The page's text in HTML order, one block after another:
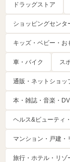
ドラッグストア
ショッピングセンタ
キッズ・ベビー・お
車・バイク ス
通販・ネットショッ
本・雑誌・音楽・
ヘルス&ビューティ
マンション・戸建
旅行・ホテル・リゾ